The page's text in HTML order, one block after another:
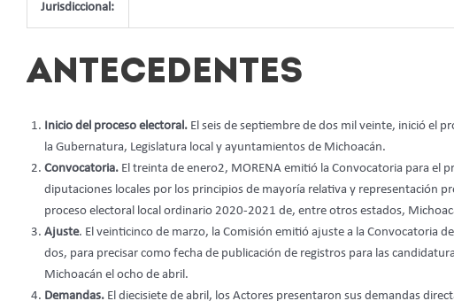
Jurisdiccional:
ANTECEDENTES
Inicio del proceso electoral. El seis de septiembre de dos mil veinte, inició el
la Gubernatura, Legislatura local y ayuntamientos de Michoacán.
Convocatoria. El treinta de enero2, MORENA emitió la Convocatoria para el
diputaciones locales por los principios de mayoría relativa y representación
proceso electoral local ordinario 2020-2021 de, entre otros estados,
Ajuste. El veinticinco de marzo, la Comisión emitió ajuste a la Convocatoria
dos, para precisar como fecha de publicación de registros para las
Michoacán el ocho de abril.
Demandas. El diecisiete de abril, los Actores presentaron sus demandas